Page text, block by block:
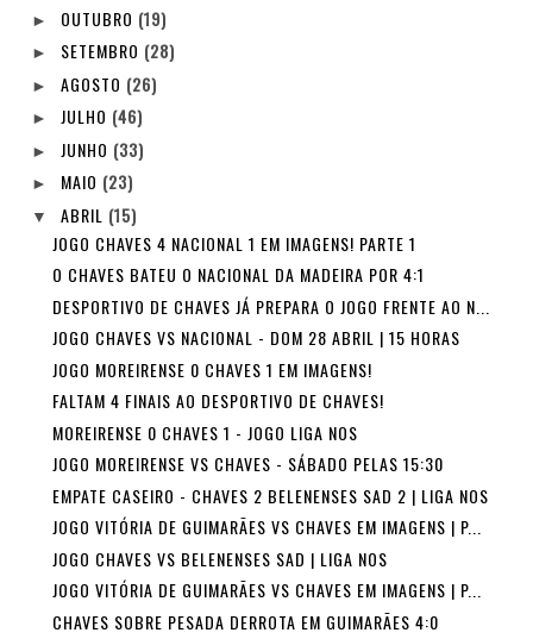
► OUTUBRO (19)
► SETEMBRO (28)
► AGOSTO (26)
► JULHO (46)
► JUNHO (33)
► MAIO (23)
▼ ABRIL (15)
JOGO CHAVES 4 NACIONAL 1 EM IMAGENS! PARTE 1
O CHAVES BATEU O NACIONAL DA MADEIRA POR 4:1
DESPORTIVO DE CHAVES JÁ PREPARA O JOGO FRENTE AO N...
JOGO CHAVES VS NACIONAL - DOM 28 ABRIL | 15 HORAS
JOGO MOREIRENSE 0 CHAVES 1 EM IMAGENS!
FALTAM 4 FINAIS AO DESPORTIVO DE CHAVES!
MOREIRENSE 0 CHAVES 1 - JOGO LIGA NOS
JOGO MOREIRENSE VS CHAVES - SÁBADO PELAS 15:30
EMPATE CASEIRO - CHAVES 2 BELENENSES SAD 2 | LIGA NOS
JOGO VITÓRIA DE GUIMARÃES VS CHAVES EM IMAGENS | P...
JOGO CHAVES VS BELENENSES SAD | LIGA NOS
JOGO VITÓRIA DE GUIMARÃES VS CHAVES EM IMAGENS | P...
CHAVES SOBRE PESADA DERROTA EM GUIMARÃES 4:0